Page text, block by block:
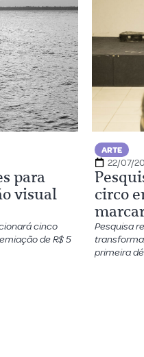
para
visual
cinco
de R$ 5
ARTE
22/07/
circo
Pesquisa
primeira